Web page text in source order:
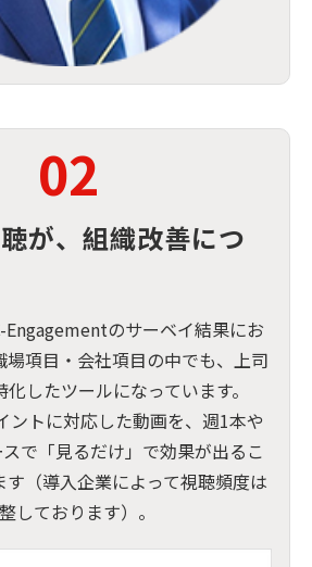
02
が、組織改善につ
Engagementのサーベイ結果にお
場項目・会社項目の中でも、上司
したツールになっています。
ントに対応した動画を、週1本や
で「見るだけ」で効果が出るこ
す（導入企業によって視聴頻度は
しております）。